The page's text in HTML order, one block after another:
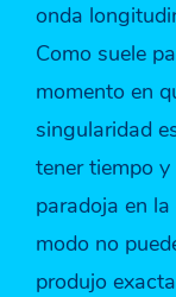
onda
Como suele
momento en
singularidad
tener tiempo
paradoja en
modo no
produjo